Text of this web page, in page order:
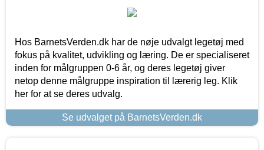
Hos BarnetsVerden.dk har de nøje udvalgt legetøj med
fokus på kvalitet, udvikling og læring. De er specialiseret
inden for målgruppen 0-6 år, og deres legetøj giver
netop denne målgruppe inspiration til lærerig leg. Klik
her for at se deres udvalg.
Se udvalget på BarnetsVerden.dk